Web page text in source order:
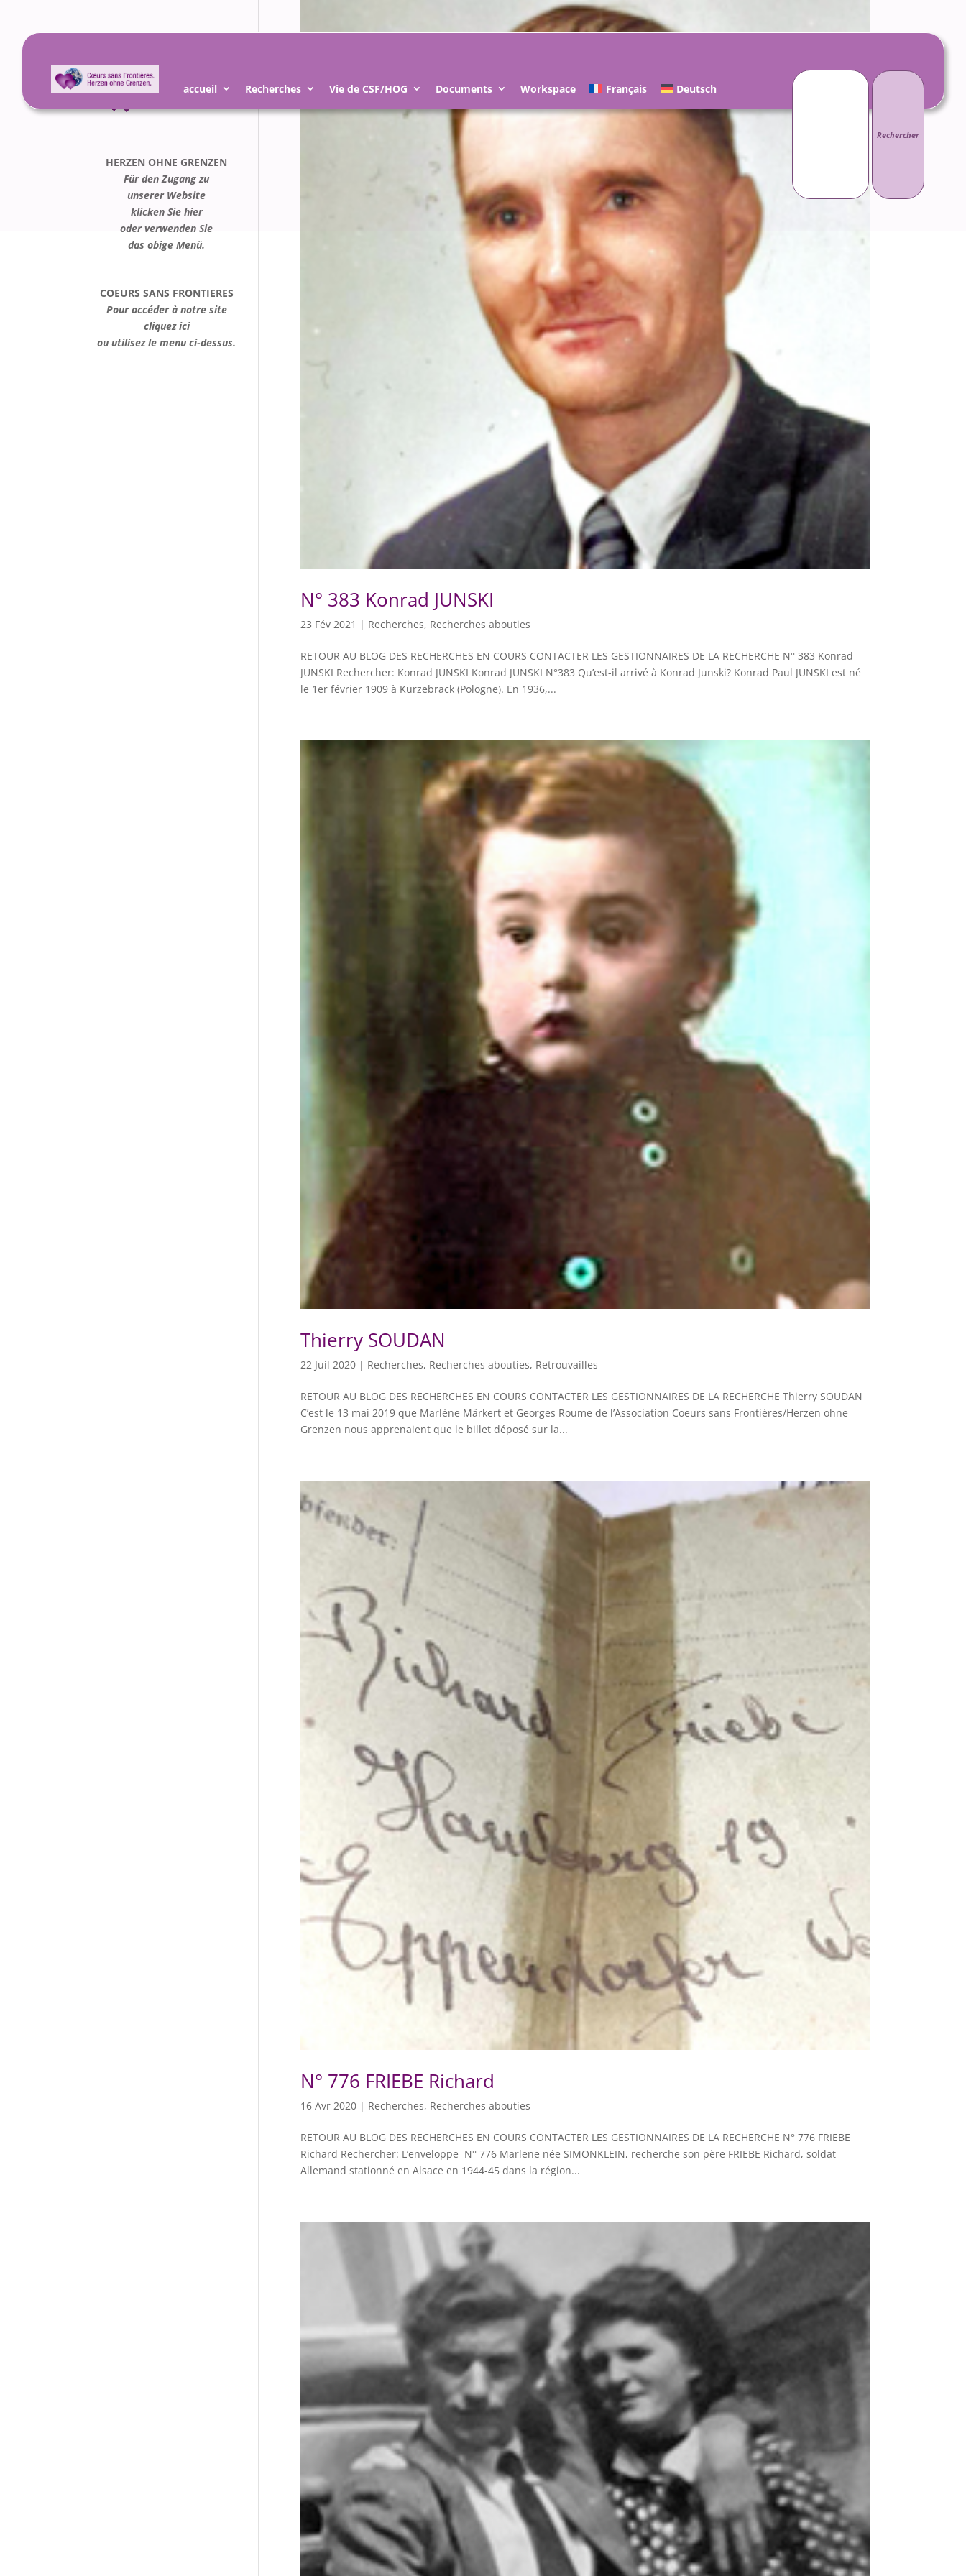
accueil Recherches Vie de CSF/HOG Documents Workspace Français Deutsch
Rechercher :
N° 383 Konrad JUNSKI
23 Fév 2021 | Recherches, Recherches abouties
RETOUR AU BLOG DES RECHERCHES EN COURS CONTACTER LES GESTIONNAIRES DE LA RECHERCHE N° 383 Konrad
JUNSKI Rechercher: Konrad JUNSKI Konrad JUNSKI N°383 Qu’est-il arrivé à Konrad Junski? Konrad Paul JUNSKI est né
le 1er février 1909 à Kurzebrack (Pologne). En 1936,...
Thierry SOUDAN
22 Juil 2020| Recherches, Recherches abouties, Retrouvailles
RETOUR AU BLOG DES RECHERCHES EN COURS CONTACTER LES GESTIONNAIRES DE LA RECHERCHE Thierry SOUDAN
C’est le 13 mai 2019 que Marlène Märkert et Georges Roume de l’Association Coeurs sans Frontières/Herzen ohne
Grenzen nous apprenaient que le billet déposé sur la...
N° 776 FRIEBE Richard
16 Avr 2020| Recherches, Recherches abouties
RETOUR AU BLOG DES RECHERCHES EN COURS CONTACTER LES GESTIONNAIRES DE LA RECHERCHE N° 776 FRIEBE
Richard Rechercher: L’enveloppe N° 776 Marlene née SIMONKLEIN, recherche son père FRIEBE Richard, soldat
Allemand stationné en Alsace en 1944-45 dans la région...
HERZEN OHNE GRENZEN
Für den Zugang zu
unserer Website
klicken Sie hier
oder verwenden Sie
das obige Menü.
COEURS SANS FRONTIERES
Pour accéder à notre site
cliquez ici
ou utilisez le menu ci-dessus.